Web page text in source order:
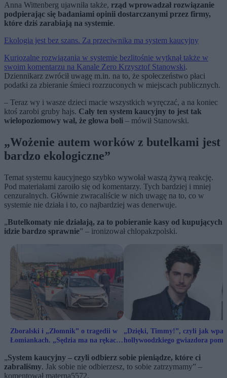
Anna Wittenberg ujawniła także, rząd wprowadzał rozwiązanie
podpierając się badaniami opinii dostarczanymi przez firmy,
które dziś zarabiają na systemie.
Ekologia jest bez szans. Za przeciwnika ma system kaucyjny
Kuriozalne rozwiązania w systemie bezlitośnie wytknął także w
swoim komentarzu na Kanale Zero Krzysztof Stanowski.
Dziennikarz zwrócił uwagę m.in. na to, że społeczeństwo płaci
podatki za zbieranie śmieci rozrzuconych w miejscach publicznych.
– Teraz wy i wasze dzieci macie wszystkich wyręczać, a na koniec
ktoś zarobi gruby hajs. Cały ten system kaucyjny to jest tak
wielopoziomowy wał, że głowa boli – mówił Stanowski.
„Wożenie autem worków z butelkami jest
bardzo ekologiczne”
Temat systemu kaucyjnego szybko wywołał waszą żywą reakcję.
Pod materiałami zaroiło się od komentarzy. Tych bardziej i mniej
cenzuralnych. Głównie zwracaliście w nich uwagę na to, co w
systemie nie działa i to, co najbardziej was denerwuje.
„Butelkomaty nie działają, za to pobieranie kasy od kupujących
idzie bardzo sprawnie” – ironizował chlopakzpolski.
Zboralski i „Złomnik” o tragedii w
Łomiankach. „Sędzia ma na rękach
„Dzięki, Timmy!”, czyli jak
hollywoodzkiego gwiazdora
„System kaucyjny – czyli odbierz sobie pieniądze, które ci
zabraliśmy. Jak sobie nie odbierzesz, to sobie zatrzymamy” –
komentował materna5572.